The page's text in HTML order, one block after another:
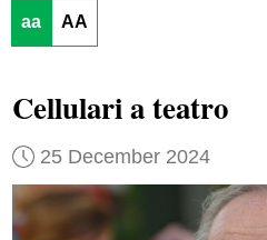
aa AA
Cellulari a teatro
25 December 2024